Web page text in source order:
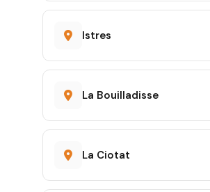
Istres
La Bouilladisse
La Ciotat